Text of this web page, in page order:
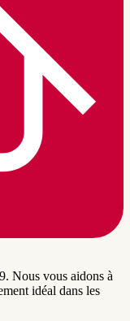
Nous vous aidons à
idéal dans les